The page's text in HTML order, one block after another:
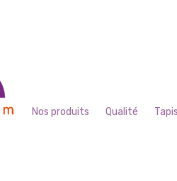
Nos produits Qualité